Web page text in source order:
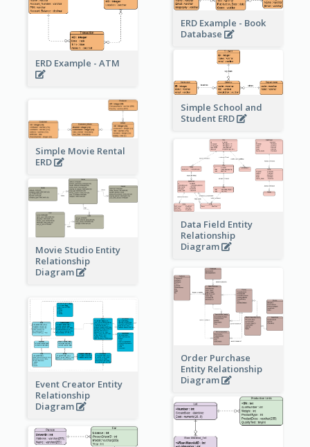
ERD Example - ATM
ERD Example - Book
Database
Simple School and
Student ERD
Simple Movie Rental
ERD
Data Field Entity
Relationship
Diagram
Movie Studio Entity
Relationship
Diagram
Order Purchase
Entity Relationship
Diagram
Event Creator Entity
Relationship
Diagram